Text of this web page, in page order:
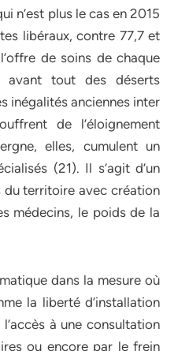
n’est plus le cas en 2015
libéraux, contre 77,7 et
de soins de chaque
avant tout des déserts
inégalités anciennes inter
de l’éloignement
elles, cumulent un
(21). Il s’agit d’un
du territoire avec création
médecins, le poids de la
dans la mesure où
la liberté d’installation
à une consultation
ou encore par le frein